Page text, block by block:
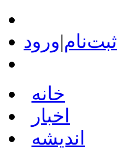
ثبت‌نام|ورود
خانه
اخبار
اندیشه